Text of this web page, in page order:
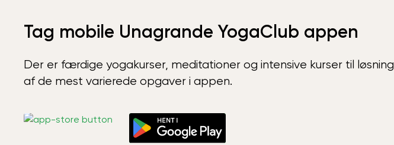
Tag mobile Unagrande YogaClub appen
Der er færdige yogakurser, meditationer og intensive kurser til løsning
af de mest varierede opgaver i appen.